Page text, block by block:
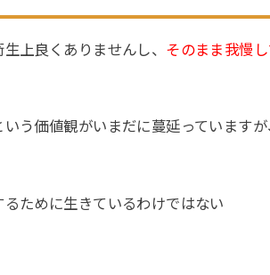
上良くありませんし、 そのまま我慢
う価値観がいまだに蔓延っています
ために生きているわけではない